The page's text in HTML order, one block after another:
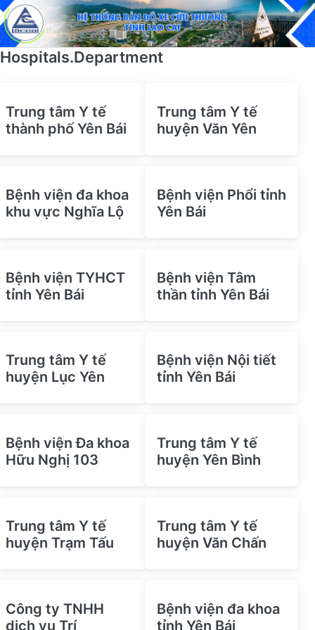
Hospitals.Department
Trung tâm Y tế
thành phố Yên Bái
Trung tâm Y tế
huyện Văn Yên
Bệnh viện đa khoa
khu vực Nghĩa Lộ
Bệnh viện Phổi tỉnh
Yên Bái
Bệnh viện TYHCT
tỉnh Yên Bái
Bệnh viện Tâm
thần tỉnh Yên Bái
Trung tâm Y tế
huyện Lục Yên
Bệnh viện Nội tiết
tỉnh Yên Bái
Bệnh viện Đa khoa
Hữu Nghị 103
Trung tâm Y tế
huyện Yên Bình
Trung tâm Y tế
huyện Trạm Tấu
Trung tâm Y tế
huyện Văn Chấn
Công ty TNHH
dịch vụ Trí
Bệnh viện đa khoa
tỉnh Yên Bái